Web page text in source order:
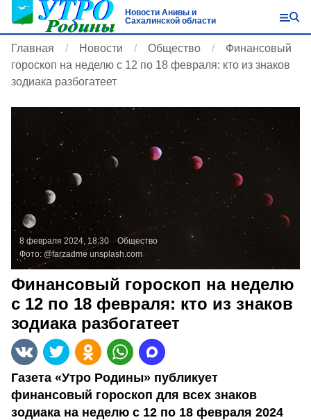
Новости Анивы и
Сахалинской области
Главная Новости Общество
Финансовый
гороскоп на неделю с 12 по 18 февраля: кто из знаков
зодиака разбогатеет
8 февраля 2024, 18:30
Общество
Фото: @farzadme unsplash.com
Финансовый гороскоп на неделю
с 12 по 18 февраля: кто из знаков
зодиака разбогатеет
Газета «Утро Родины» публикует
финансовый гороскоп для всех знаков
зодиака на неделю с 12 по 18 февраля 2024